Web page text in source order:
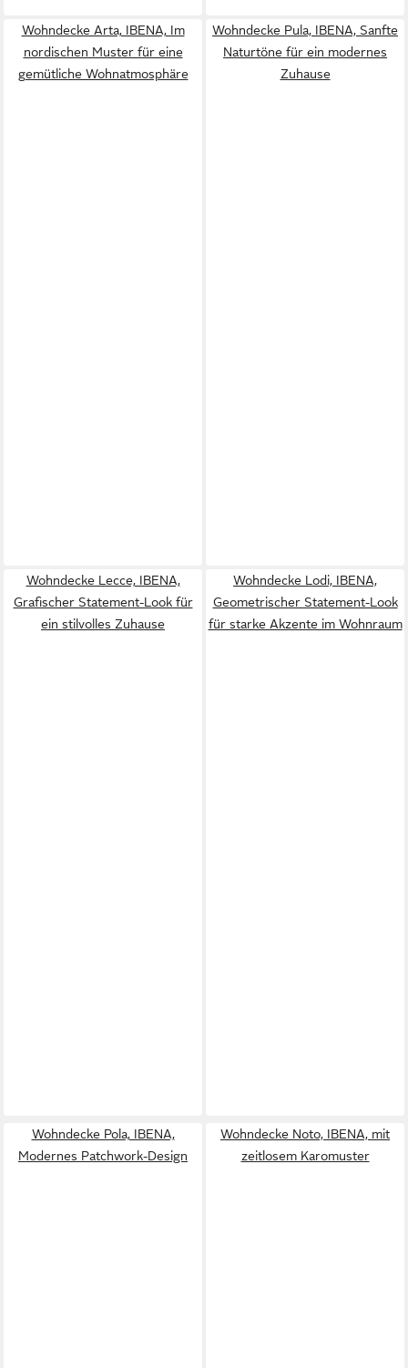
Wohndecke Arta, IBENA, Im
nordischen Muster für eine
gemütliche Wohnatmosphäre
Wohndecke Pula, IBENA, Sanfte
Naturtöne für ein modernes
Zuhause
Wohndecke Lecce, IBENA,
Grafischer Statement-Look für
ein stilvolles Zuhause
Wohndecke Lodi, IBENA,
Geometrischer Statement-Look
für starke Akzente im Wohnraum
Wohndecke Pola, IBENA,
Modernes Patchwork-Design
Wohndecke Noto, IBENA, mit
zeitlosem Karomuster